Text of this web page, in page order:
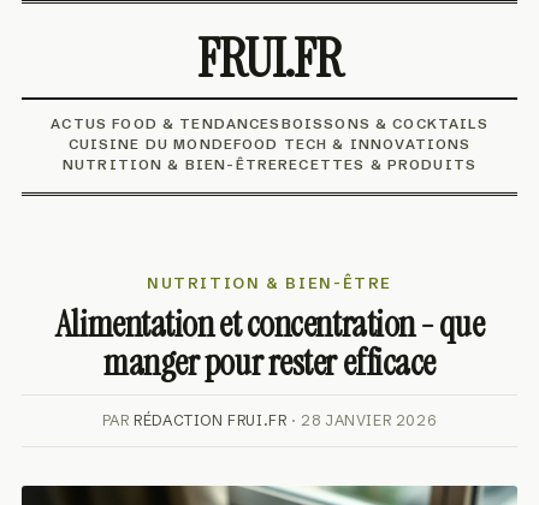
FRUI.FR
ACTUS FOOD & TENDANCES BOISSONS & COCKTAILS
CUISINE DU MONDEFOOD TECH & INNOVATIONS
NUTRITION & BIEN-ÊTRERECETTES & PRODUITS
NUTRITION & BIEN-ÊTRE
Alimentation et concentration - que
manger pour rester efficace
PAR RÉDACTION FRUI.FR · 28 JANVIER 2026